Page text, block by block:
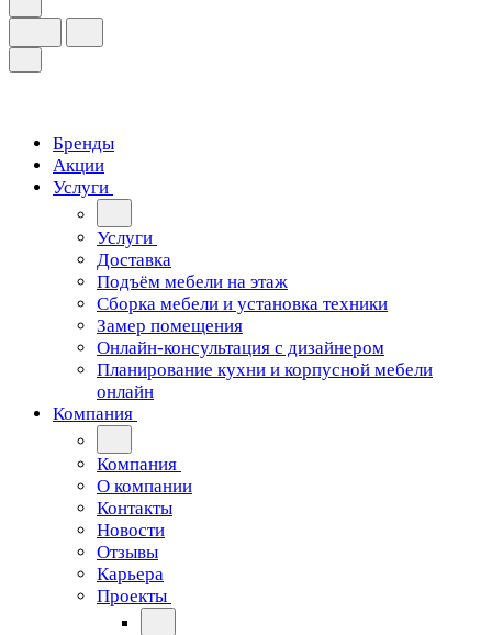
Бренды
Акции
Услуги
Услуги
Доставка
Подъём мебели на этаж
Сборка мебели и установка техники
Замер помещения
Онлайн-консультация с дизайнером
Планирование кухни и корпусной мебели
онлайн
Компания
Компания
О компании
Контакты
Новости
Отзывы
Карьера
Проекты